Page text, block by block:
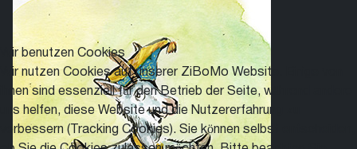
Wir benutzen Cookies
Wir nutzen Cookies auf unserer ZiBoMo Website. Einige von
ihnen sind essenziell für den Betrieb der Seite, während andere
uns helfen, diese Website und die Nutzererfahrung zu
verbessern (Tracking Cookies). Sie können selbst entscheiden,